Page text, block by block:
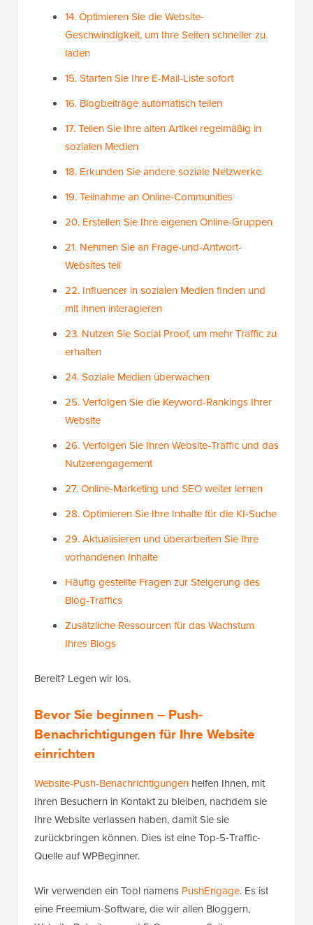
14. Optimieren Sie die Website-
Geschwindigkeit, um Ihre Seiten schneller zu
laden
15. Starten Sie Ihre E-Mail-Liste sofort
16. Blogbeiträge automatisch teilen
17. Teilen Sie Ihre alten Artikel regelmäßig in
sozialen Medien
18. Erkunden Sie andere soziale Netzwerke
19. Teilnahme an Online-Communities
20. Erstellen Sie Ihre eigenen Online-Gruppen
21. Nehmen Sie an Frage-und-Antwort-
Websites teil
22. Influencer in sozialen Medien finden und
mit ihnen interagieren
23. Nutzen Sie Social Proof, um mehr Traffic zu
erhalten
24. Soziale Medien überwachen
25. Verfolgen Sie die Keyword-Rankings Ihrer
Website
26. Verfolgen Sie Ihren Website-Traffic und das
Nutzerengagement
27. Online-Marketing und SEO weiter lernen
28. Optimieren Sie Ihre Inhalte für die KI-Suche
29. Aktualisieren und überarbeiten Sie Ihre
vorhandenen Inhalte
Häufig gestellte Fragen zur Steigerung des
Blog-Traffics
Zusätzliche Ressourcen für das Wachstum
Ihres Blogs
Bereit? Legen wir los.
Bevor Sie beginnen – Push-
Benachrichtigungen für Ihre Website
einrichten
Website-Push-Benachrichtigungen helfen Ihnen, mit
Ihren Besuchern in Kontakt zu bleiben, nachdem sie
Ihre Website verlassen haben, damit Sie sie
zurückbringen können. Dies ist eine Top-5-Traffic-
Quelle auf WPBeginner.
Wir verwenden ein Tool namens PushEngage. Es ist
eine Freemium-Software, die wir allen Bloggern,